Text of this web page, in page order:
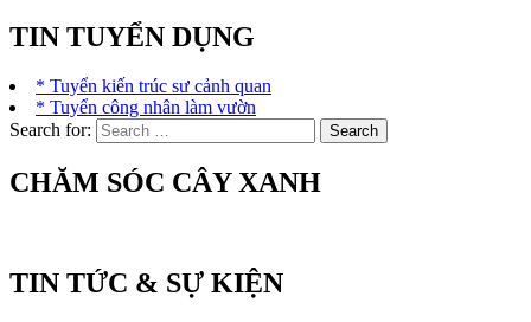
TIN TUYỂN DỤNG
* Tuyển kiến trúc sư cảnh quan
* Tuyển công nhân làm vườn
Search for:
CHĂM SÓC CÂY XANH
TIN TỨC & SỰ KIỆN